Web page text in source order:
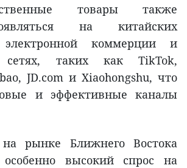
товары также
на китайских
электронной коммерции и
сетях, таких как TikTok,
JD.com и Xiaohongshu, что
и эффективные каналы
рынке Ближнего Востока
особенно высокий спрос на